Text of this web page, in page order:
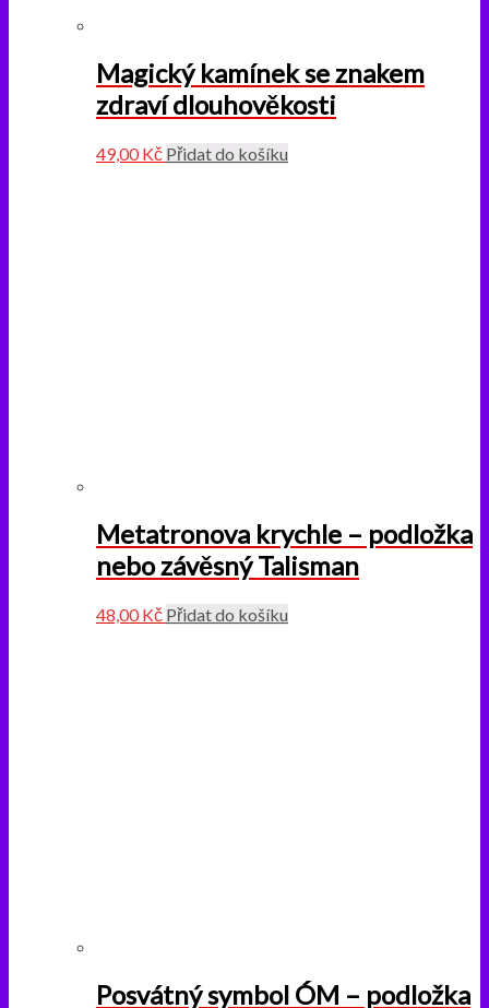
Magický kamínek se znakem
zdraví dlouhověkosti
49,00Kč Přidat do košíku
Metatronova krychle – podložka
nebo závěsný Talisman
48,00Kč Přidat do košíku
Posvátný symbol ÓM – podložka